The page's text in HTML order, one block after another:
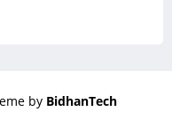
by BidhanTech